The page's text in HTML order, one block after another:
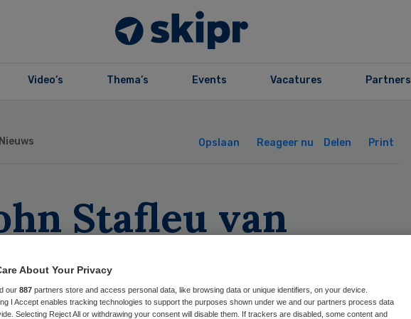
Video’s Thema’s Events Vacatures Partners
Nieuws Opslaan Reageer nu Delen Print
Stafleu van
lanceert BSL
About Your Privacy
our 887 partners store and access personal data, like browsing data or unique identifiers, on your device.
I Accept enables tracking technologies to support the purposes shown under we and our partners process data
Selecting Reject All or withdrawing your consent will disable them. If trackers are disabled, some content and